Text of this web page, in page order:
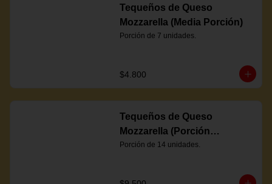
Tequeños de Queso
Mozzarella (Media Porción)
Porción de 7 unidades.
$4.800
Tequeños de Queso
Mozzarella (Porción
Completa)
Porción de 14 unidades.